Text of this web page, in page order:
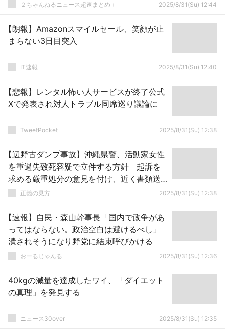
２ちゃんねるニュース超速まとめ＋ 2025/8/31(Su) 12:44
【朗報】Amazonスマイルセール、笑顔が止
まらない3日目突入
IT速報 2025/8/31(Su) 12:40
【悲報】レンタル怖い人サービスが終了公式
Xで発表され対人トラブル同席巡り議論に
TweetPocket 2025/8/31(Su) 12:38
【辺野古ダンプ事故】沖縄県警、活動家女性
を重過失致死容疑で立件する方針 起訴を
求める厳重処分の意見を付け、近く書類送
検へ正義の見方 2025/8/31(Su) 12:38
【速報】自民・森山幹事長「国内で政争があ
ってはならない。政治空白は避けるべし」
潰されそうになり野党に結束呼びかける
おーるじゃんる 2025/8/31(Su) 12:36
40kgの減量を達成したワイ、「ダイエット
の真理」を発見する
ニュース30over 2025/8/31(Su) 12:35